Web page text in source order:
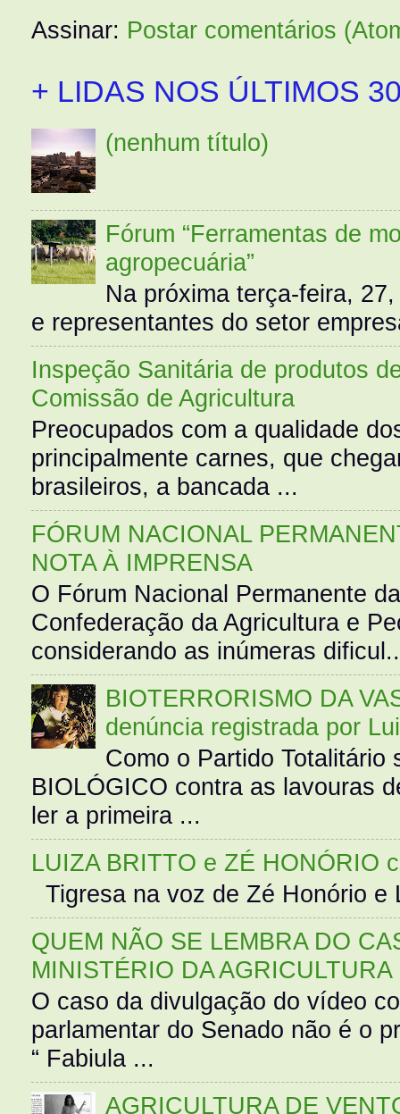
Assinar: Postar comentários
+ LIDAS NOS ÚLTIMOS
(nenhum título)
Fórum “Ferramentas de
agropecuária”
Na próxima terça-feira,
e representantes do setor
Inspeção Sanitária de produtos
Comissão de Agricultura
Preocupados com a qualidade
principalmente carnes, que
brasileiros, a bancada ...
FÓRUM NACIONAL
NOTA À IMPRENSA
O Fórum Nacional Permanente
Confederação da Agricultura e
considerando as inúmeras
BIOTERRORISMO DA
denúncia registrada por
Como o Partido Totalitário
BIOLÓGICO contra as lavouras
ler a primeira ...
LUIZA BRITTO e ZÉ HONÓRIO
Tigresa na voz de Zé Honório
QUEM NÃO SE LEMBRA DO
MINISTÉRIO DA AGRICULTURA
O caso da divulgação do vídeo
parlamentar do Senado não é o
“ Fabiula ...
AGRICULTURA DE